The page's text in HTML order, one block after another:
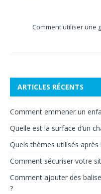
Comment utiliser une
ARTICLES RÉCENTS
Comment emmener un
Quelle est la surface d’un
Quels thèmes utilisés après
Comment sécuriser votre
Comment ajouter des
?